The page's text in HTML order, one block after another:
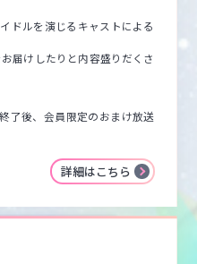
ドルを演じるキャストによる
届けしたりと内容盛りだくさ
了後、会員限定のおまけ放送
詳細はこちら